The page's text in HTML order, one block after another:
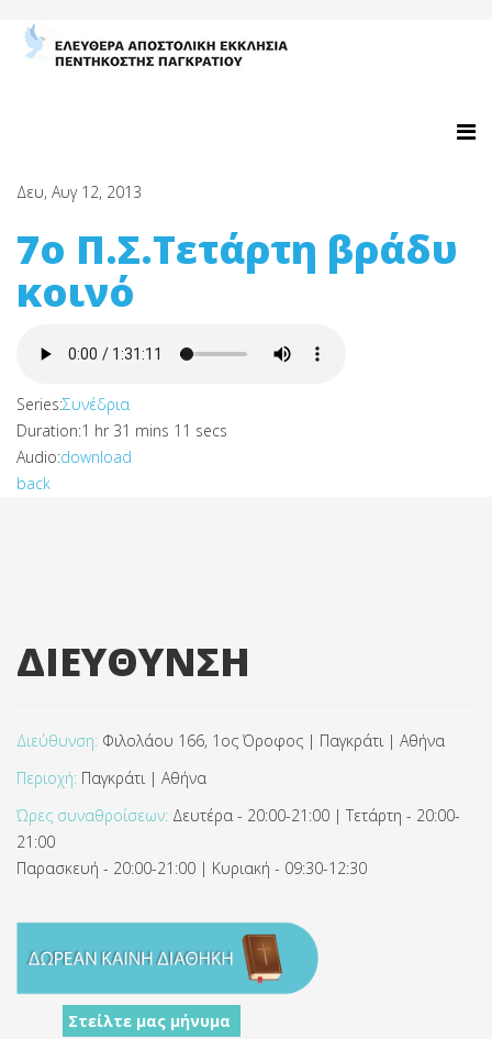
Δευ, Αυγ 12, 2013
7ο Π.Σ.Τετάρτη βράδυ
κοινό
Series:Συνέδρια
Duration:1 hr 31 mins 11 secs
Audio:download
back
ΔΙΕΥΘΥΝΣΗ
Διεύθυνση: Φιλολάου 166, 1ος Όροφος | Παγκράτι | Αθήνα
Περιοχή: Παγκράτι | Αθήνα
Ώρες συναθροίσεων: Δευτέρα - 20:00-21:00 | Τετάρτη - 20:00-
21:00
Παρασκευή - 20:00-21:00 | Κυριακή - 09:30-12:30
Στείλτε μας μήνυμα